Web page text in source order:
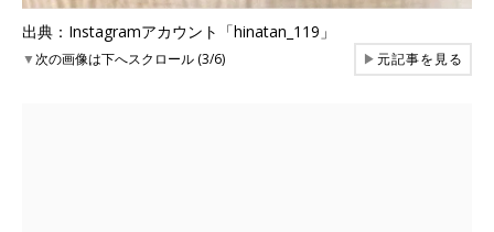
出典：Instagramアカウント「hinatan_119」
▼次の画像は下へスクロール (3/6) ▶元記事を見る